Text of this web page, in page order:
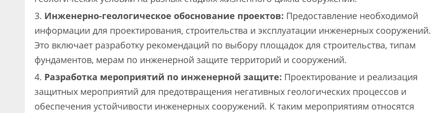
Инженерно-геологическое обоснование проектов: Предоставление необходимой
информации для проектирования, строительства и эксплуатации инженерных сооружений.
Это включает разработку рекомендаций по выбору площадок для строительства, типам
фундаментов, мерам по инженерной защите территорий и сооружений.
Разработка мероприятий по инженерной защите: Проектирование и реализация
защитных мероприятий для предотвращения негативных геологических процессов и
обеспечения устойчивости инженерных сооружений. К таким мероприятиям относятся